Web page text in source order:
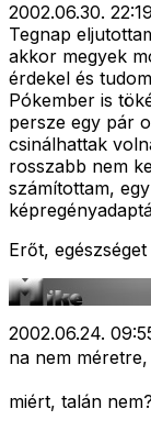
2002.06.30. 22:19
Tegnap
akkor megyek
érdekel és
Pókember is
persze egy pár
csinálhattak
rosszabb nem
számítottam,
Erőt,
2002.06.24.
na nem
miért, talán